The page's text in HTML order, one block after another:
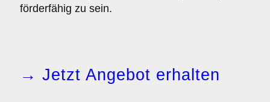
förderfähig zu sein.
→ Jetzt Angebot erhalten